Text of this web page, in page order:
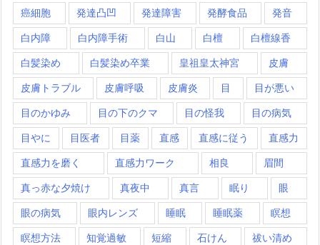
癌細胞 発達凸凹 発達障害 発酵食品 発音
白内障 白内障手術 白山 白檀 白檀線香
白髪染め 白髪染め卒業 皇祖皇太神宮 皮膚
皮膚トラブル 皮膚呼吸 皮膚炎 目 目が悪い
目のかゆみ 目の下のクマ 目の怪我 目の病気
目やに 目医者 目薬 直感 直感に従う 直感力
直感力を磨く 直感力ワーク 相良 眉間
真っ赤な夕焼け 真夜中 真言 眠り 眼
眼の病気 眼内レンズ 睡眠 睡眠薬 瞑想
瞑想方法 知覚過敏 短縮 石けん 祓い清め